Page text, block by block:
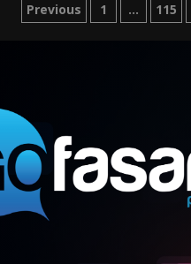
Paginazione
Previous 1 … 115